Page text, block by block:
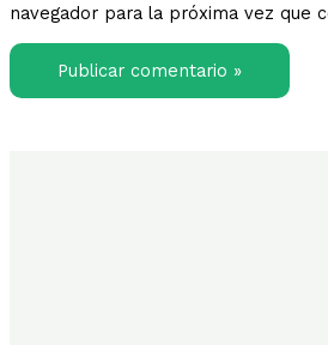
navegador para la próxima vez que